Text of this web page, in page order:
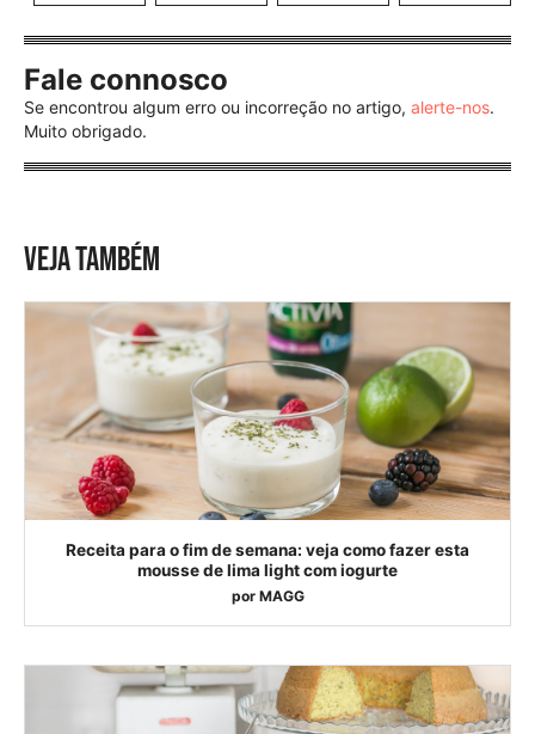
Fale connosco
Se encontrou algum erro ou incorreção no artigo, alerte-nos.
Muito obrigado.
VEJA TAMBÉM
Receita para o fim de semana: veja como fazer esta
mousse de lima light com iogurte
por MAGG